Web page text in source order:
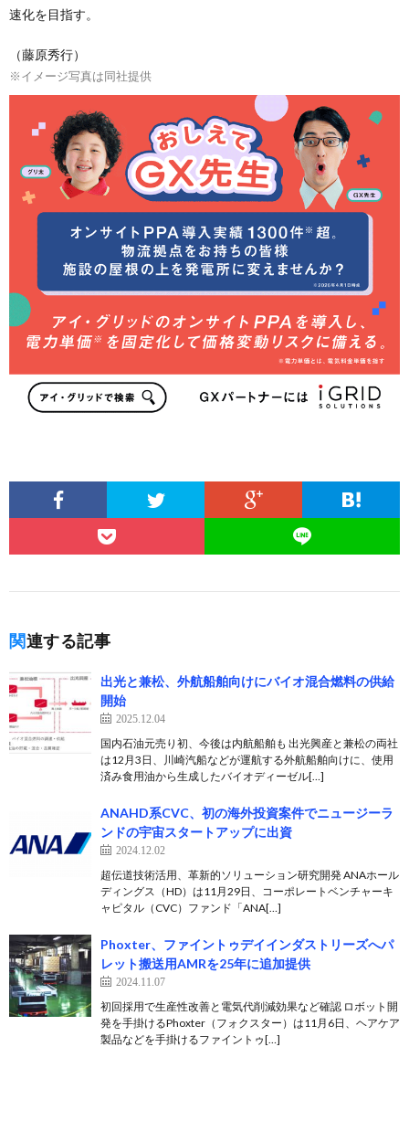
速化を目指す。
（藤原秀行）
※イメージ写真は同社提供
関連する記事
出光と兼松、外航船舶向けにバイオ混合燃料の供給
開始
2025.12.04
国内石油元売り初、今後は内航船舶も 出光興産と兼松の両社
は12月3日、川崎汽船などが運航する外航船舶向けに、使用
済み食用油から生成したバイオディーゼル[…]
ANAHD系CVC、初の海外投資案件でニュージーラ
ンドの宇宙スタートアップに出資
2024.12.02
超伝道技術活用、革新的ソリューション研究開発 ANAホール
ディングス（HD）は11月29日、コーポレートベンチャーキ
ャピタル（CVC）ファンド「ANA[…]
Phoxter、ファイントゥデイインダストリーズへパ
レット搬送用AMRを25年に追加提供
2024.11.07
初回採用で生産性改善と電気代削減効果など確認 ロボット開
発を手掛けるPhoxter（フォクスター）は11月6日、ヘアケア
製品などを手掛けるファイントゥ[…]